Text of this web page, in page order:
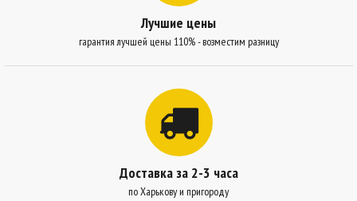
Лучшие цены
гарантия лучшей цены 110% - возместим разницу
Доставка за 2-3 часа
по Харькову и пригороду